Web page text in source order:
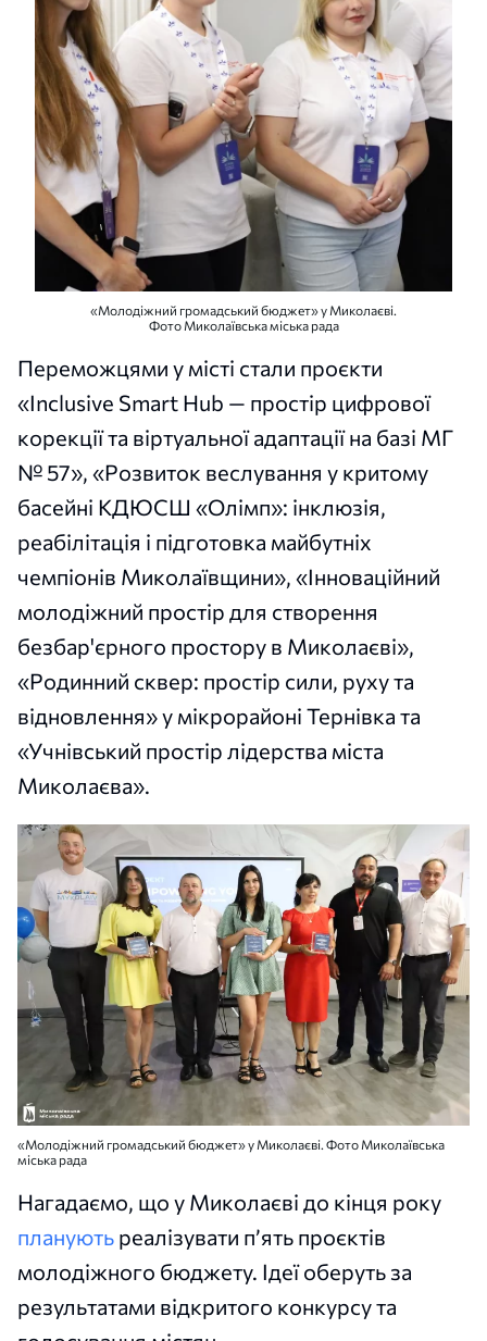
«Молодіжний громадський бюджет» у Миколаєві.
Фото Миколаївська міська рада
Переможцями у місті стали проєкти
«Inclusive Smart Hub — простір цифрової
корекції та віртуальної адаптації на базі МГ
№ 57», «Розвиток веслування у критому
басейні КДЮСШ «Олімп»: інклюзія,
реабілітація і підготовка майбутніх
чемпіонів Миколаївщини», «Інноваційний
молодіжний простір для створення
безбар'єрного простору в Миколаєві»,
«Родинний сквер: простір сили, руху та
відновлення» у мікрорайоні Тернівка та
«Учнівський простір лідерства міста
Миколаєва».
«Молодіжний громадський бюджет» у Миколаєві. Фото Миколаївська
міська рада
Нагадаємо, що у Миколаєві до кінця року
планують реалізувати п’ять проєктів
молодіжного бюджету. Ідеї оберуть за
результатами відкритого конкурсу та